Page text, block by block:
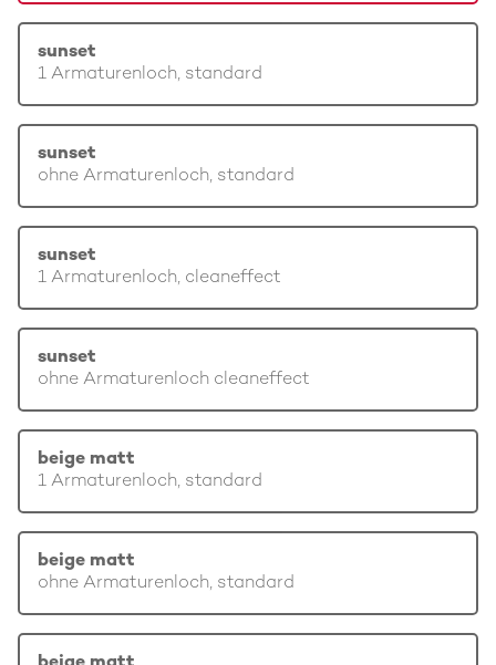
sunset
1 Armaturenloch, standard
sunset
ohne Armaturenloch, standard
sunset
1 Armaturenloch, cleaneffect
sunset
ohne Armaturenloch cleaneffect
beige matt
1 Armaturenloch, standard
beige matt
ohne Armaturenloch, standard